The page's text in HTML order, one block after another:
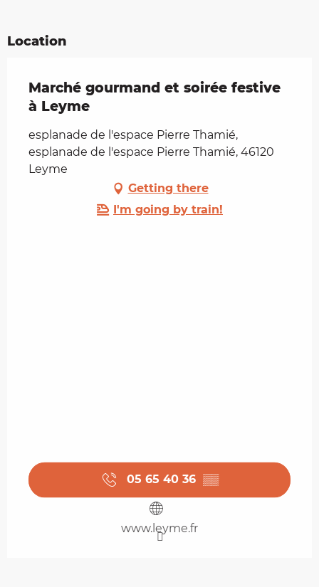
Location
Marché gourmand et soirée festive
à Leyme
esplanade de l'espace Pierre Thamié,
esplanade de l'espace Pierre Thamié, 46120
Leyme
Getting there
I'm going by train!
05 65 40 36 ▒▒
www.leyme.fr